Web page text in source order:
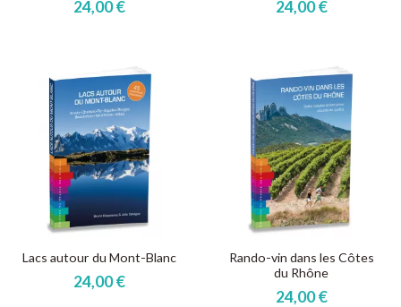
24,00 € 24,00 €
Lacs autour du Mont-Blanc
24,00 €
Rando-vin dans les Côtes
du Rhône
24,00 €